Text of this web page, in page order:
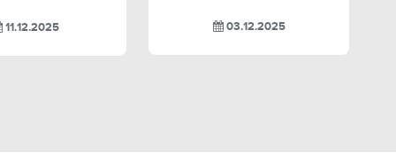
11.12.2025 03.12.2025